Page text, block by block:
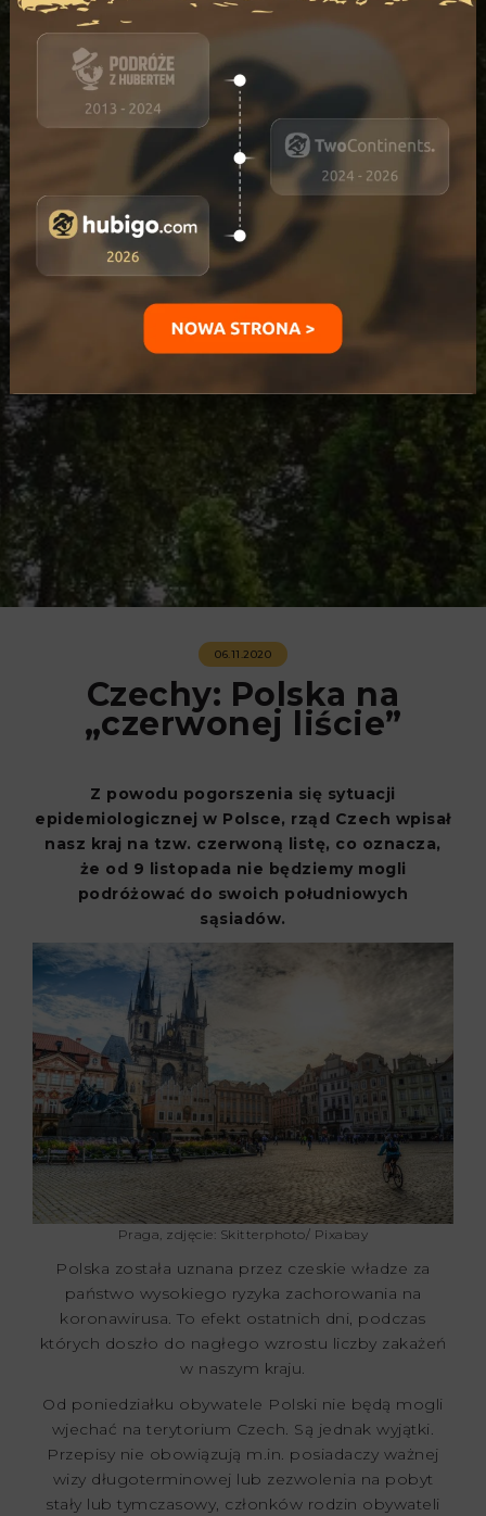
06.11.2020
Czechy: Polska na
„czerwonej liście”
Z powodu pogorszenia się sytuacji
epidemiologicznej w Polsce, rząd Czech wpisał
nasz kraj na tzw. czerwoną listę, co oznacza,
że od 9 listopada nie będziemy mogli
podróżować do swoich południowych
sąsiadów.
Praga, zdjęcie: Skitterphoto/ Pixabay
Polska została uznana przez czeskie władze za
państwo wysokiego ryzyka zachorowania na
koronawirusa. To efekt ostatnich dni, podczas
których doszło do nagłego wzrostu liczby zakażeń
w naszym kraju.
Od poniedziałku obywatele Polski nie będą mogli
wjechać na terytorium Czech. Są jednak wyjątki.
Przepisy nie obowiązują m.in. posiadaczy ważnej
wizy długoterminowej lub zezwolenia na pobyt
stały lub tymczasowy, członków rodzin obywateli